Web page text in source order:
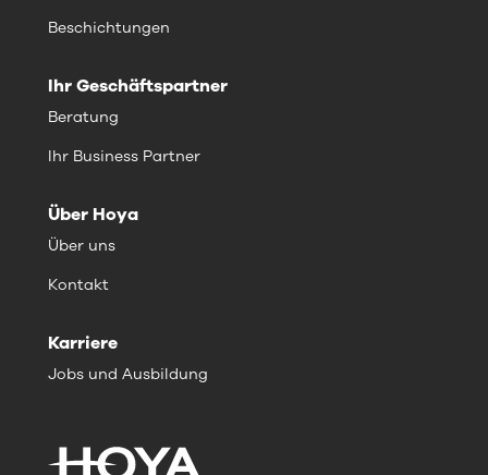
Beschichtungen
Ihr Geschäftspartner
Beratung
Ihr Business Partner
Über Hoya
Über uns
Kontakt
Karriere
Jobs und Ausbildung